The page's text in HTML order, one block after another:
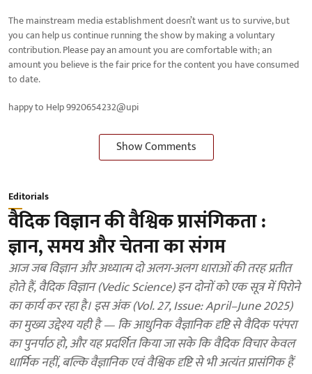
The mainstream media establishment doesn’t want us to survive, but
you can help us continue running the show by making a voluntary
contribution. Please pay an amount you are comfortable with; an
amount you believe is the fair price for the content you have consumed
to date.
happy to Help 9920654232@upi
Show Comments
Editorials
वैदिक विज्ञान की वैश्विक प्रासंगिकता :
ज्ञान, समय और चेतना का संगम
आज जब विज्ञान और अध्यात्म दो अलग-अलग धाराओं की तरह प्रतीत
होते हैं, वैदिक विज्ञान (Vedic Science) इन दोनों को एक सूत्र में पिरोने
का कार्य कर रहा है। इस अंक (Vol. 27, Issue: April–June 2025)
का मुख्य उद्देश्य यही है — कि आधुनिक वैज्ञानिक दृष्टि से वैदिक परंपरा
का पुनर्पाठ हो, और यह प्रदर्शित किया जा सके कि वैदिक विचार केवल
धार्मिक नहीं, बल्कि वैज्ञानिक एवं वैश्विक दृष्टि से भी अत्यंत प्रासंगिक हैं